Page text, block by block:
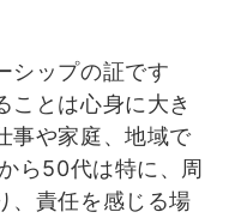
シップの証です
ことは心身に大き
事や家庭、地域で
ら50代は特に、周
、責任を感じる場